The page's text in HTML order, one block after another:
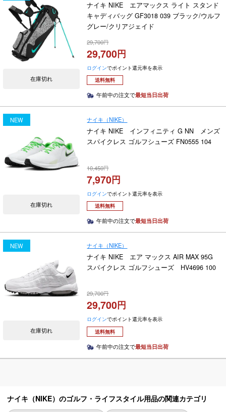
在庫切れ
ナイキ NIKE エアマックス ライト スタンド
キャディバッグ GF3018 039 ブラック/ウルフ
グレー/クリアジェイド
29,700
29,700
ログインでポイント還元率を表示
送料無料
午前中の注文で最短当日出荷
NEW
在庫切れ
ナイキ（NIKE）
ナイキ NIKE インフィニティ G NN メンズ
スパイクレス ゴルフシューズ FN0555 104
10,450
7,970
ログインでポイント還元率を表示
送料無料
午前中の注文で最短当日出荷
NEW
在庫切れ
ナイキ（NIKE）
ナイキ NIKE エア マックス AIR MAX 95G
スパイクレス ゴルフシューズ HV4696 100
29,700
29,700
ログインでポイント還元率を表示
送料無料
午前中の注文で最短当日出荷
ナイキ（NIKE）のゴルフ・ライフスタイル用品の関連カテゴリ